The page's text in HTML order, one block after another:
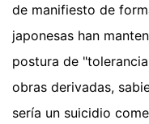
de manifiesto de
japonesas han
postura de
obras derivadas,
sería un suicidio